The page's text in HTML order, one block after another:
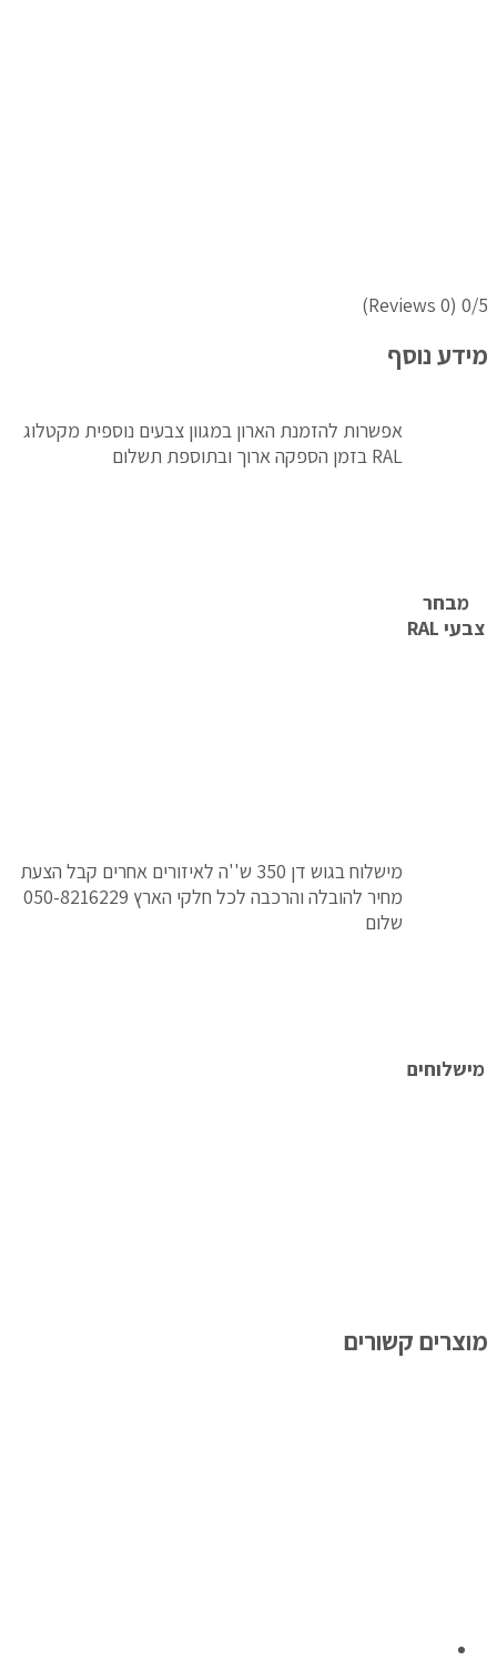
0/5
(0 Reviews)
מידע נוסף
מבחר
צבעי RAL
אפשרות להזמנת הארון במגוון צבעים נוספית מקטלוג
RAL בזמן הספקה ארוך ובתוספת תשלום
מישלוחים
מישלוח בגוש דן 350 ש''ה לאיזורים אחרים קבל הצעת
מחיר להובלה והרכבה לכל חלקי הארץ 050-8216229
שלום
מוצרים קשורים